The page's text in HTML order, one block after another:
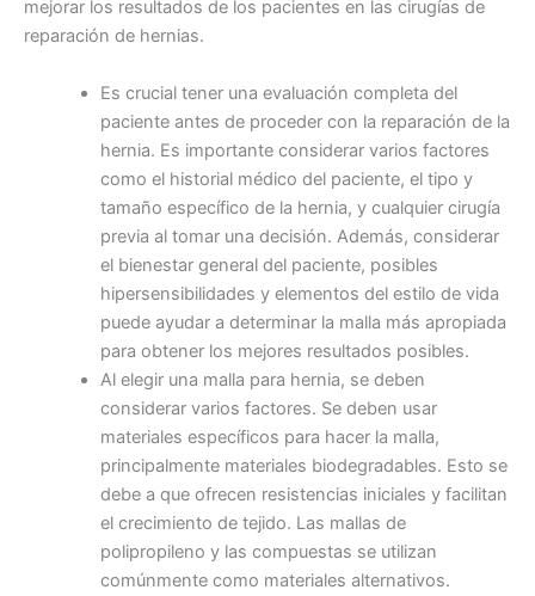
mejorar los resultados de los pacientes en las cirugías de
reparación de hernias.
Es crucial tener una evaluación completa del
paciente antes de proceder con la reparación de la
hernia. Es importante considerar varios factores
como el historial médico del paciente, el tipo y
tamaño específico de la hernia, y cualquier cirugía
previa al tomar una decisión. Además, considerar
el bienestar general del paciente, posibles
hipersensibilidades y elementos del estilo de vida
puede ayudar a determinar la malla más apropiada
para obtener los mejores resultados posibles.
Al elegir una malla para hernia, se deben
considerar varios factores. Se deben usar
materiales específicos para hacer la malla,
principalmente materiales biodegradables. Esto se
debe a que ofrecen resistencias iniciales y facilitan
el crecimiento de tejido. Las mallas de
polipropileno y las compuestas se utilizan
comúnmente como materiales alternativos.